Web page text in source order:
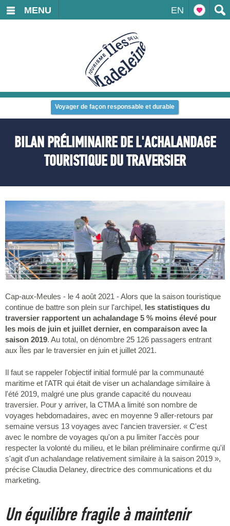
EN
MENU
Voyager de façon responsable et durable
BILAN PRÉLIMINAIRE DE L'ACHALANDAGE
TOURISTIQUE DU TRAVERSIER
Cap-aux-Meules - le 4 août 2021 - Alors que la saison touristique
continue de battre son plein sur l'archipel, les statistiques du
traversier rapportent un achalandage 5 % moins élevé pour
les mois de juin et juillet dernier, en comparaison avec la
saison 2019. Au total, on dénombre 25 126 passagers entrant
aux Îles par le traversier en juin et juillet 2021.
Il faut se rappeler l'objectif initial formulé par la communauté
maritime et l'ATR qui était de viser un achalandage similaire à
l'été 2019, malgré une plus grande capacité du nouveau
traversier. Pour y arriver, la CTMA a limité son nombre de
voyages hebdomadaires, avec en moyenne 9 aller-retours par
semaine versus 13 voyages avec l'ancien traversier. « C'est
avec le nombre de voyages qu'on a pu limiter l'accès pour
respecter la volonté du milieu, et le bilan préliminaire confirme qu'il
s'agit d'un achalandage relativement similaire à la saison 2019 »,
précise Claudia Delaney, directrice des communications et du
marketing.
Un équilibre fragile à maintenir